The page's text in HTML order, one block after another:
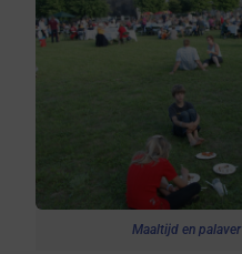
Maaltijd en